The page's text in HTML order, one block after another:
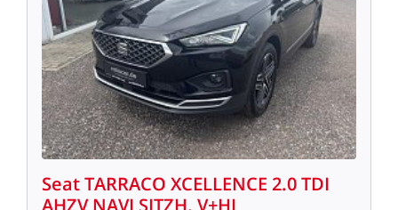
SeatTARRACO XCELLENCE 2.0TDI
AHZV NAVI SITZH. V+HI